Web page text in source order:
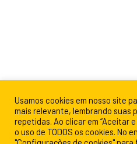
Usamos cookies em nosso site
mais relevante, lembrando suas
repetidas. Ao clicar em “Aceitar
o uso de TODOS os cookies. No